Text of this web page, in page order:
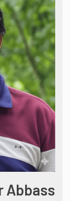
Abbass